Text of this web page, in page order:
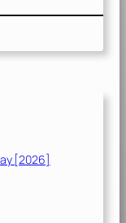
[2026]